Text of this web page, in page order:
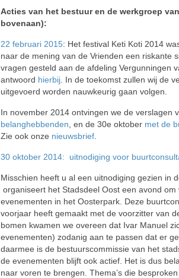
Acties van het bestuur en de werkgroep
bovenaan):
22 februari 2015: Het festival Keti Koti 2014
naar de mening van de Vrienden een riskante
vragen gesteld aan de afdeling Vergunningen
antwoord hierbij . In de toekomst zullen wij de
uitgevoerd worden nauwkeurig gaan volgen.
In november 2014 ontvingen we de verslagen
belanghebbenden , en de 30e oktober met de
Zie ook onze nieuwsbrief
30 oktober 2014: uitnodiging voor
Misschien heeft u al een uitnodiging gezien in
organiseert het Stadsdeel Oost een avond
evenementen in het Oosterpark. Deze
voorjaar heeft gemaakt met de voorzitter van
bomen kwamen we overeen dat Ivar Manuel
evenementen) zodanig aan te passen dat er
daarmee is de bestuurscommissie van het
de evenementen blijft ook actief. Het is dus
naar voren te brengen. Thema’s die